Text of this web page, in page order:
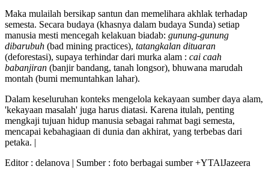
Maka mulailah bersikap santun dan memelihara akhlak terhadap
semesta. Secara budaya (khasnya dalam budaya Sunda) setiap
manusia mesti mencegah kelakuan biadab: gunung-gunung
dibarubuh (bad mining practices), tatangkalan dituaran
(deforestasi), supaya terhindar dari murka alam : cai caah
babanjiran (banjir bandang, tanah longsor), bhuwana marudah
montah (bumi memuntahkan lahar).
Dalam keseluruhan konteks mengelola kekayaan sumber daya alam,
'kekayaan masalah' juga harus diatasi. Karena itulah, penting
mengkaji tujuan hidup manusia sebagai rahmat bagi semesta,
mencapai kebahagiaan di dunia dan akhirat, yang terbebas dari
petaka. |
Editor : delanova | Sumber : foto berbagai sumber +YTAlJazeera